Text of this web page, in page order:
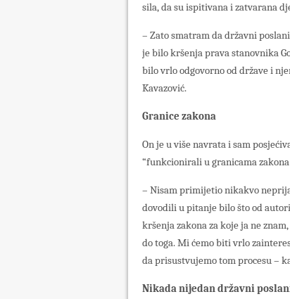
sila, da su ispitivana i zatvarana
– Zato smatram da državni
je bilo kršenja prava stanovnika
bilo vrlo odgovorno od države i
Kavazović.
Granice zakona
On je u više navrata i sam
“funkcionirali u granicama zakona
– Nisam primijetio nikakvo
dovodili u pitanje bilo što od
kršenja zakona za koje ja ne
do toga. Mi ćemo biti vrlo
da prisustvujemo tom procesu –
Nikada nijedan državni